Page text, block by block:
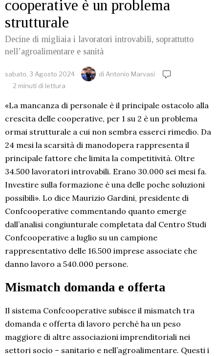
cooperative è un problema
strutturale
Decine di migliaia i lavoratori introvabili, soprattutto
nell’agroalimentare e sanità
sabato, 3 Agosto 2024 di Antonio Marvasi
2 minuti di lettura
«La mancanza di personale è il principale ostacolo alla
crescita delle cooperative, per 1 su 2 è un problema
ormai strutturale a cui non sembra esserci rimedio. Da
24 mesi la scarsità di manodopera rappresenta il
principale fattore che limita la competitività. Oltre
34.500 lavoratori introvabili. Erano 30.000 sei mesi fa.
Investire sulla formazione è una delle poche soluzioni
possibili». Lo dice Maurizio Gardini, presidente di
Confcooperative commentando quanto emerge
dall’analisi congiunturale completata dal Centro Studi
Confcooperative a luglio su un campione
rappresentativo delle 16.500 imprese associate che
danno lavoro a 540.000 persone.
Mismatch domanda e offerta
Il sistema Confcooperative subisce il mismatch tra
domanda e offerta di lavoro perché ha un peso
maggiore di altre associazioni imprenditoriali nei
settori socio – sanitario e nell’agroalimentare. Questi i